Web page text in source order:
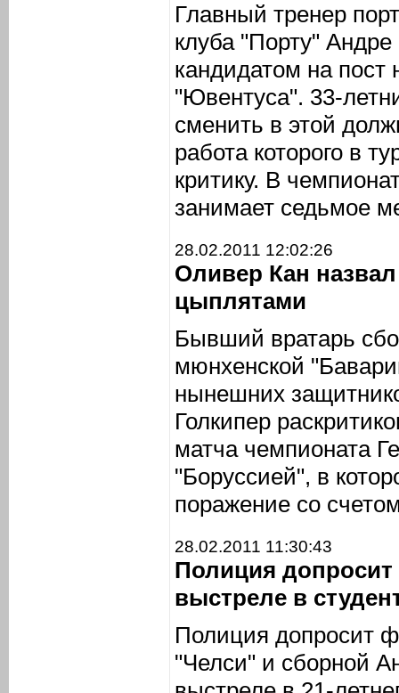
Главный тренер
клуба "Порту"
кандидатом на пост
"Ювентуса". 33-
сменить в этой
работа которого в
критику. В
занимает седьмое
28.02.2011 12:02:26
Оливер Кан
цыплятами
Бывший вратарь
мюнхенской
нынешних
Голкипер
матча чемпионата
"Боруссией", в
поражение со
28.02.2011 11:30:43
Полиция
выстреле в
Полиция допросит
"Челси" и сборной